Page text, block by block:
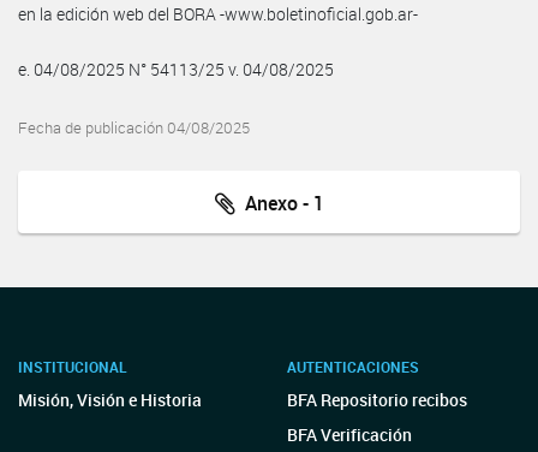
en la edición web del BORA -www.boletinoficial.gob.ar-
e. 04/08/2025 N° 54113/25 v. 04/08/2025
Fecha de publicación 04/08/2025
Anexo - 1
INSTITUCIONAL
Misión, Visión e Historia
AUTENTICACIONES
BFA Repositorio recibos
BFA Verificación